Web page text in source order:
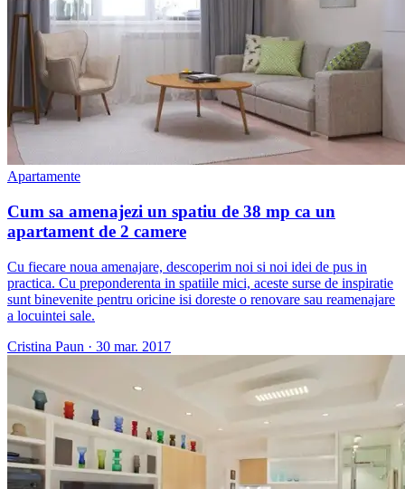
Apartamente
Cum sa amenajezi un spatiu de 38 mp ca un
apartament de 2 camere
Cu fiecare noua amenajare, descoperim noi si noi idei de pus in
practica. Cu preponderenta in spatiile mici, aceste surse de inspiratie
sunt binevenite pentru oricine isi doreste o renovare sau reamenajare
a locuintei sale.
Cristina Paun · 30 mar. 2017